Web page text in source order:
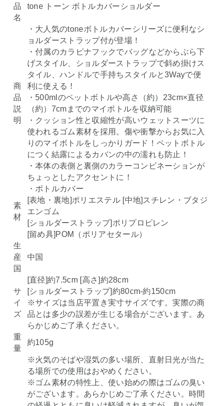
品
名
tone トーン ボトルカバーショルダー
商
品
説
明
・大人気のtoneボトルカバーシリーズに便利なシ
ョルダーストラップ付が登場！
・付属のカラビナフックでバッグなどからぶら下
げスタイル、ショルダーストラップで斜め掛けス
タイル、ハンドルで手持ちスタイルと3Wayで便
利に使える！
・500mlのペットボトルや高さ（約）23cm×直径
（約）7cmまでのマイボトルを収納可能
・クッション性と収縮性が高いウェットスーツに
使われるゴム素材を採用。傷や衝撃からお気に入
りのマイボトルをしっかりガード！ペットボトル
につく結露によるカバンの中の濡れも防止！
・本体の表側と裏側のカラーコンビネーションが
ちょっとしたアクセントに！
素
材
・ボトルカバー
[表地・裏地]ポリエステル [中地]スチレン・ブタジ
エンゴム
[ショルダーストラップ]ポリプロピレン
[留め具]POM（ポリアセタール）
生
産
国
中国
サ
イ
ズ
[直径]約7.5cm [高さ]約28cm
[ショルダーストラップ]約80cm-約150cm
※サイズは当店平置き実寸サイズです。実際の商
品とは多少の誤差が生じる場合がございます。あ
らかじめご了承ください。
重
量
約105g
※火気のそばや湿気の多い場所、直射日光が当た
る場所での使用はおやめください。
※ゴム素材の特性上、使い始めの際はゴムの臭い
がございます。あらかじめご了承ください。時間